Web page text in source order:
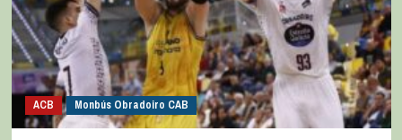
ACB Monbús Obradoiro CAB